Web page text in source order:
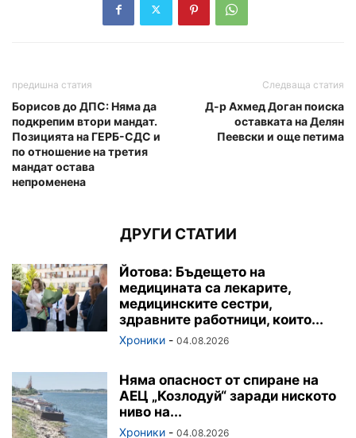
предишна статия
Борисов до ДПС: Няма да
подкрепим втори мандат.
Позицията на ГЕРБ-СДС и
по отношение на третия
мандат остава
непроменена
Следваща статия
Д-р Ахмед Доган поиска
оставката на Делян
Пеевски и още петима
ДРУГИ СТАТИИ
Йотова: Бъдещето на
медицината са лекарите,
медицинските сестри,
здравните работници, които...
Хроники - 04.08.2026
Няма опасност от спиране на
АЕЦ „Козлодуй“ заради ниското
ниво на...
Хроники - 04.08.2026